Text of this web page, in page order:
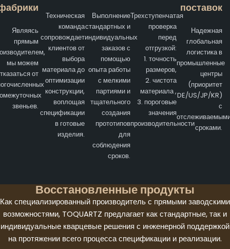
Являясь
прямым
мы можем
от
звеньев.
Техническая
команда
сопровождает
клиентов от
выбора
материала до
оптимизации
конструкции,
воплощая
спецификации
в готовые
изделия.
Выполнение
стандартных и
индивидуальных
заказов с
помощью
опыта работы
с мелкими
партиями и
тщательного
создания
прототипов
для
соблюдения
сроков.
Трехступенчатая
проверка
перед
отгрузкой:
1. точность
размеров,
2. чистота
материала ,
3. пороговые
значения
производительности
поставок
Надежная
глобальная
логистика в
промышленные
центры
(приоритет
DE/US/JP/KR)
с
сроками.
Восстановленные продукты
Как специализированный производитель с прямыми заводскими
возможностями, TOQUARTZ предлагает как стандартные, так и
индивидуальные кварцевые решения с инженерной поддержкой
на протяжении всего процесса спецификации и реализации.